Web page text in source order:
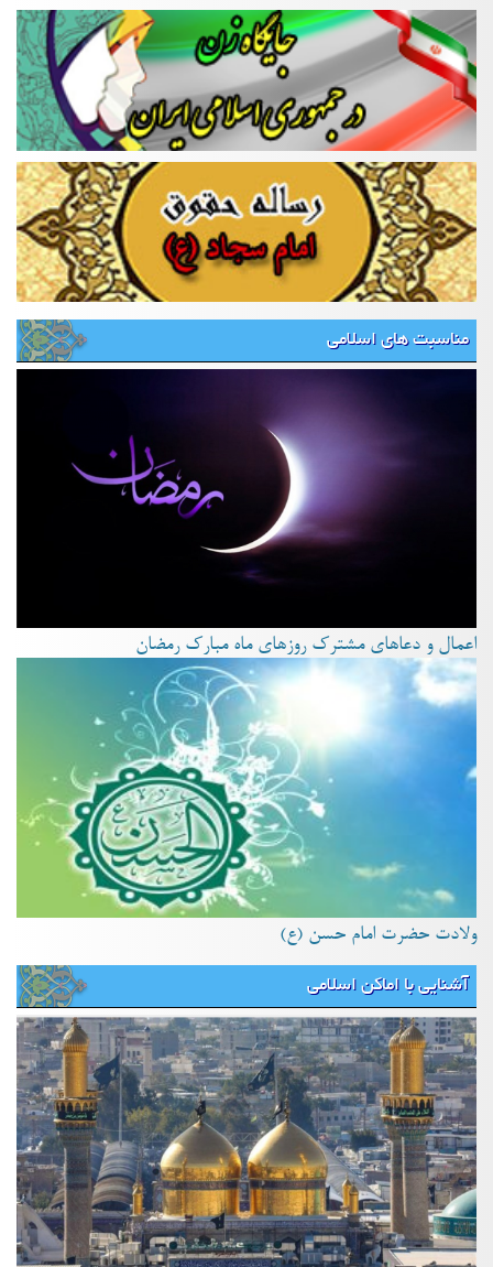
مناسبت های اسلامی
اعمال و دعاهای مشترک روزهای ماه مبارک رمضان
ولادت حضرت امام حسن (ع)
آشنایی با اماکن اسلامی